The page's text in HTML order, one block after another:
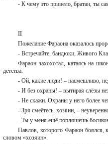
- К чему это привело, братан, ты
II
Пожелание Фараона оказалось
- Встречайте, бандюки, Живого
Фараон захохотал, катаясь на
детства.
- Ой, какие люди! – насмешливо,
- И без охраны! – вытирая слёзы
- Не скажи. Охраны у него более
- Зря смеётесь, хозяин, –
- Ты у меня ещё попляшешь
Павлов, которого Фараон боялся,
словом «хозяин».